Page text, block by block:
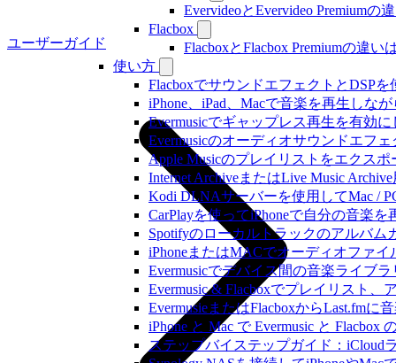
EvervideoとEvervideo Premiumの
Flacbox
FlacboxとFlacbox Premiumの違い
使い方
FlacboxでサウンドエフェクトとDSPを
iPhone、iPad、Macで音楽を再生しな
Evermusicでギャップレス再生を有効
Evermusicのオーディオサウンドエフ
Apple Musicのプレイリストをエクス
Internet ArchiveまたはLive Music
Kodi DLNAサーバーを使用してMac /
CarPlayを使ってiPhoneで自分の音楽を
Spotifyのローカルトラックのアルバ
iPhoneまたはMACでオーディオファ
Evermusicでデバイス間の音楽ライブ
Evermusic & Flacboxでプレイリスト
EvermusieまたはFlacboxからLast.fmに
iPhone と Mac で Evermusic と
ステップバイステップガイド：iCloud
ユーザーガイド